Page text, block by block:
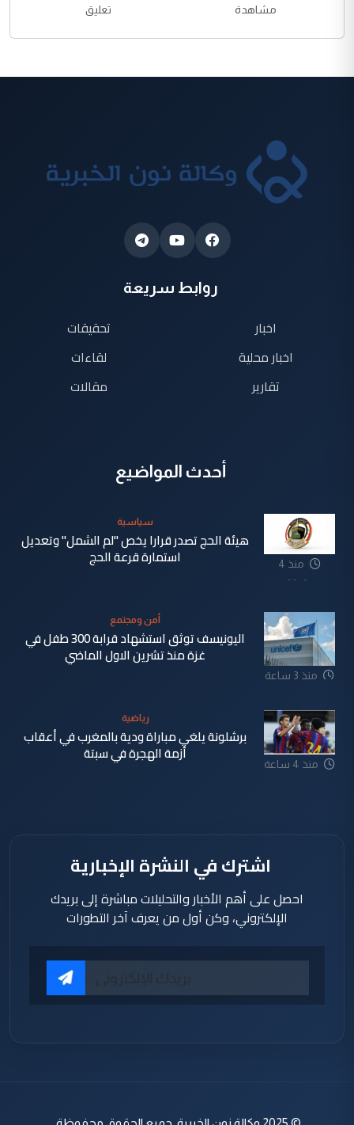
مشاهدة تعليق
روابط سريعة
اخبار
اخبار محلية
تقارير
تحقيقات
لقاءات
مقالات
أحدث المواضيع
منذ 4
دقيقة
سياسية
هيئة الحج تصدر قرارا يخص "لم الشمل" وتعديل
استمارة قرعة الحج
منذ 3 ساعة
أمن ومجتمع
اليونيسف توثق استشهاد قرابة 300 طفل في
غزة منذ تشرين الاول الماضي
منذ 4 ساعة
رياضية
برشلونة يلغي مباراة ودية بالمغرب في أعقاب
أزمة الهجرة في سبتة
اشترك في النشرة الإخبارية
احصل على أهم الأخبار والتحليلات مباشرة إلى بريدك
الإلكتروني، وكن أول من يعرف آخر التطورات